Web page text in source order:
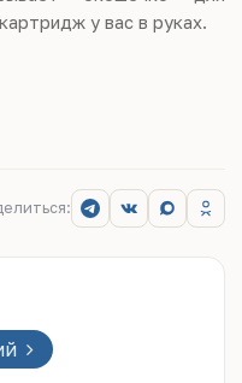
у вас в руках.